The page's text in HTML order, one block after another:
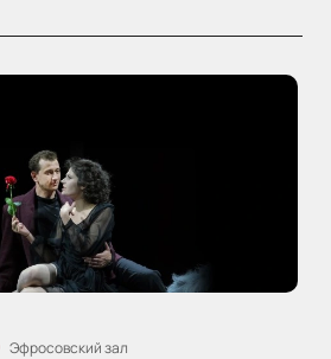
Эфросовский зал